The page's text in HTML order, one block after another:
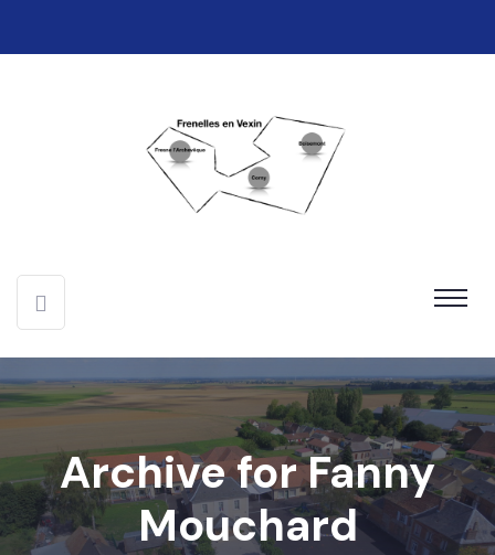
Archive for Fanny
Mouchard